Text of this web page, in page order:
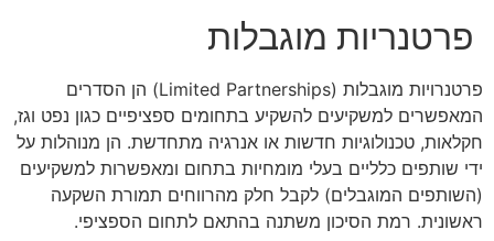
פרטנריות מוגבלות
פרטנרויות מוגבלות (Limited Partnerships) הן הסדרים
המאפשרים למשקיעים להשקיע בתחומים ספציפיים כגון נפט וגז,
חקלאות, טכנולוגיות חדשות או אנרגיה מתחדשת. הן מנוהלות על
ידי שותפים כלליים בעלי מומחיות בתחום ומאפשרות למשקיעים
(השותפים המוגבלים) לקבל חלק מהרווחים תמורת השקעה
ראשונית. רמת הסיכון משתנה בהתאם לתחום הספציפי.